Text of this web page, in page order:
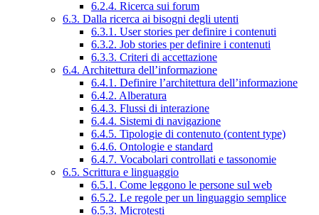
6.2.4. Ricerca sui forum
6.3. Dalla ricerca ai bisogni degli utenti
6.3.1. User stories per definire i contenuti
6.3.2. Job stories per definire i contenuti
6.3.3. Criteri di accettazione
6.4. Architettura dell’informazione
6.4.1. Definire l’architettura dell’informazione
6.4.2. Alberatura
6.4.3. Flussi di interazione
6.4.4. Sistemi di navigazione
6.4.5. Tipologie di contenuto (content type)
6.4.6. Ontologie e standard
6.4.7. Vocabolari controllati e tassonomie
6.5. Scrittura e linguaggio
6.5.1. Come leggono le persone sul web
6.5.2. Le regole per un linguaggio semplice
6.5.3. Microtesti